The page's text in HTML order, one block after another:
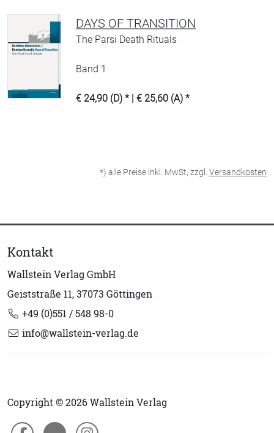
DAYS OF TRANSITION
The Parsi Death Rituals
Band 1
€ 24,90 (D) * | € 25,60 (A) *
*) alle Preise inkl. MwSt, zzgl. Versandkosten
Kontakt
Wallstein Verlag GmbH
Geiststraße 11, 37073 Göttingen
+49 (0)551 / 548 98-0
info@wallstein-verlag.de
Copyright © 2026 Wallstein Verlag